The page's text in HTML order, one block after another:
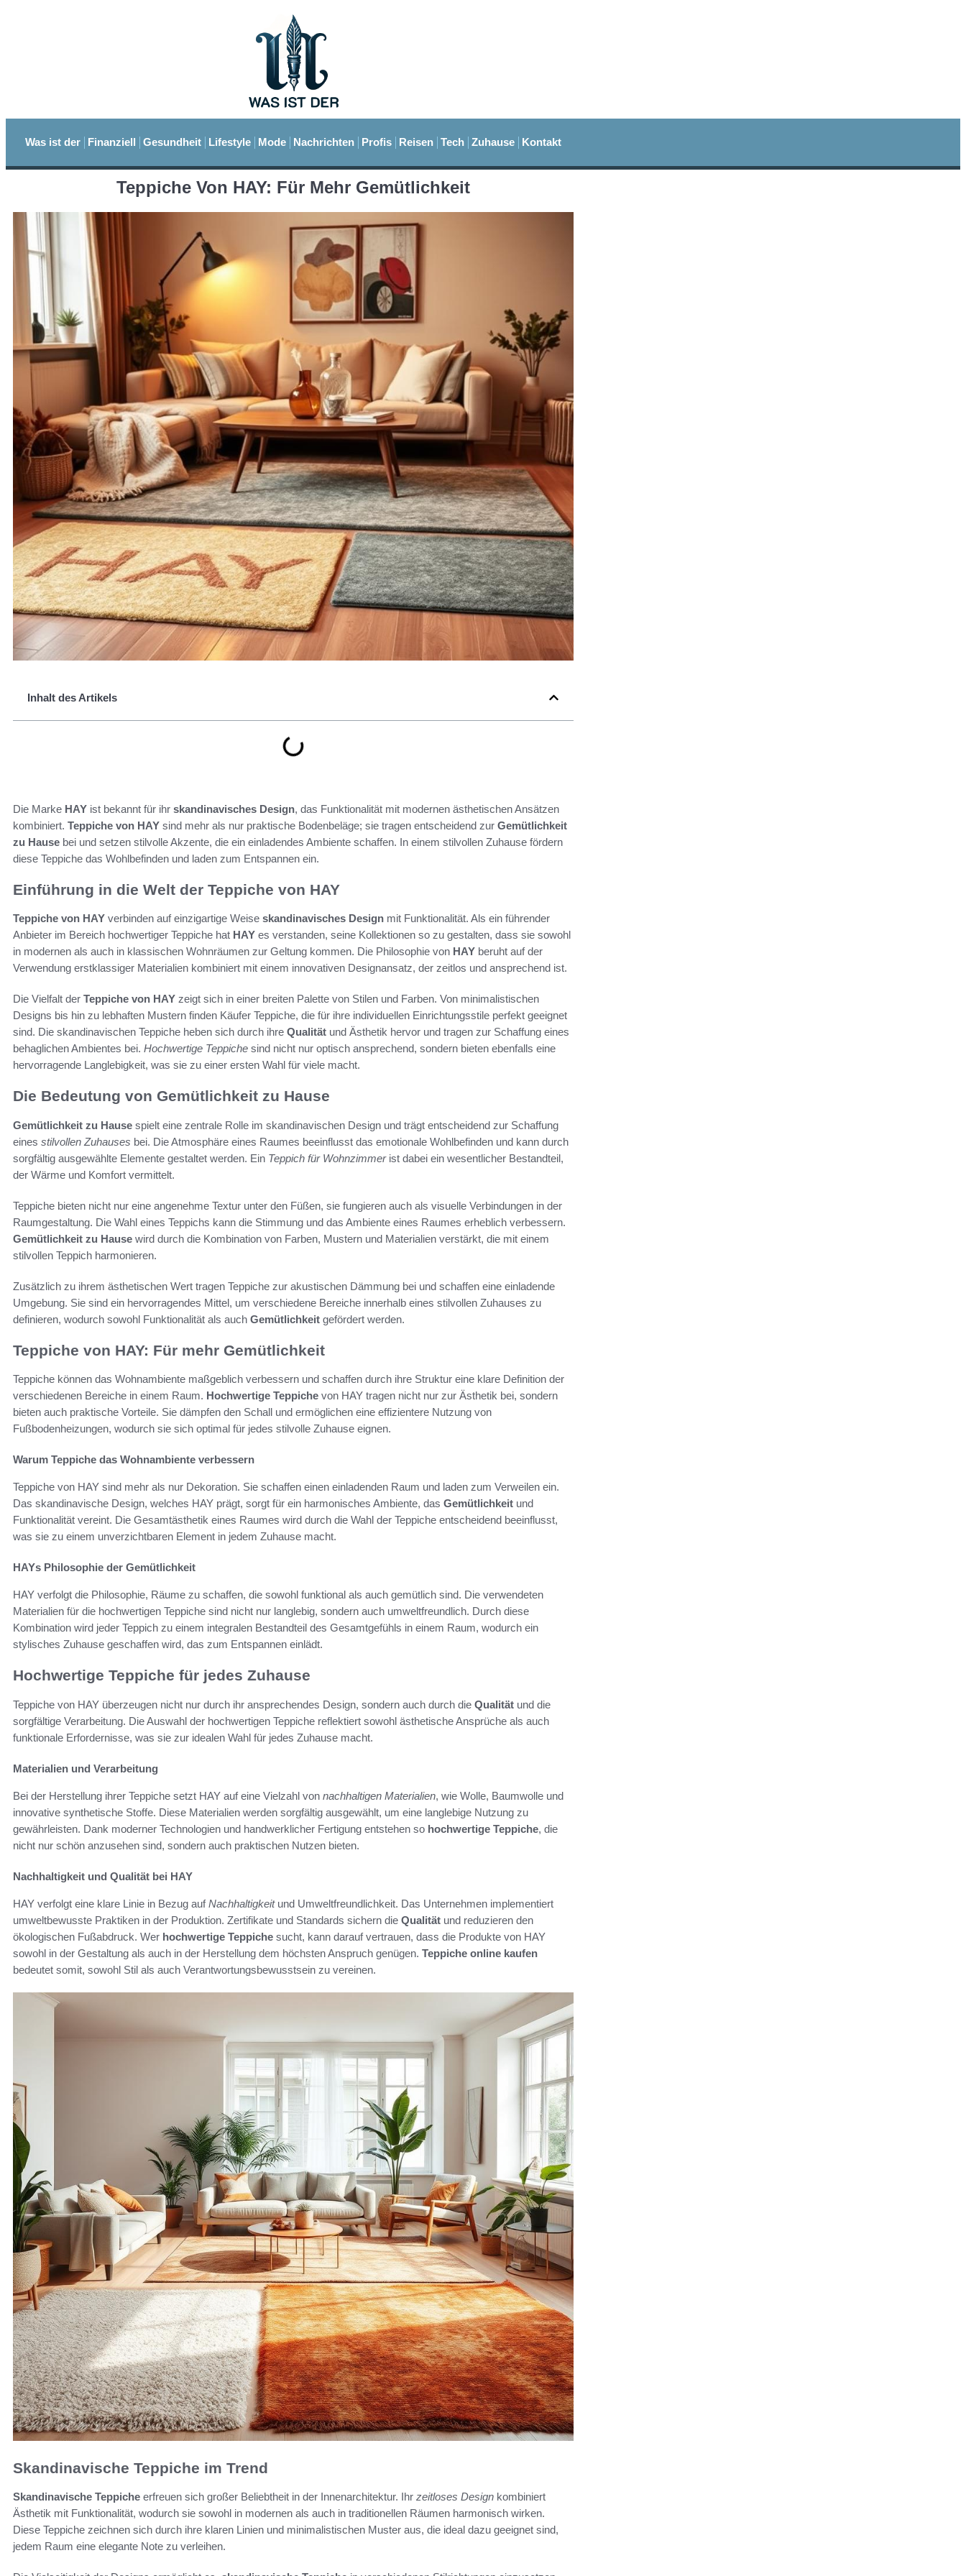
Was ist der Finanziell Gesundheit Lifestyle Mode Nachrichten Profis Reisen Tech Zuhause Kontakt
Teppiche Von HAY: Für Mehr Gemütlichkeit
Inhalt des Artikels
Die Marke HAY ist bekannt für ihr skandinavisches Design, das Funktionalität mit modernen ästhetischen Ansätzen
kombiniert. Teppiche von HAY sind mehr als nur praktische Bodenbeläge; sie tragen entscheidend zur Gemütlichkeit
zu Hause bei und setzen stilvolle Akzente, die ein einladendes Ambiente schaffen. In einem stilvollen Zuhause fördern
diese Teppiche das Wohlbefinden und laden zum Entspannen ein.
Einführung in die Welt der Teppiche von HAY
Teppiche von HAY verbinden auf einzigartige Weise skandinavisches Design mit Funktionalität. Als ein führender
Anbieter im Bereich hochwertiger Teppiche hat HAY es verstanden, seine Kollektionen so zu gestalten, dass sie sowohl
in modernen als auch in klassischen Wohnräumen zur Geltung kommen. Die Philosophie von HAY beruht auf der
Verwendung erstklassiger Materialien kombiniert mit einem innovativen Designansatz, der zeitlos und ansprechend ist.
Die Vielfalt der Teppiche von HAY zeigt sich in einer breiten Palette von Stilen und Farben. Von minimalistischen
Designs bis hin zu lebhaften Mustern finden Käufer Teppiche, die für ihre individuellen Einrichtungsstile perfekt geeignet
sind. Die skandinavischen Teppiche heben sich durch ihre Qualität und Ästhetik hervor und tragen zur Schaffung eines
behaglichen Ambientes bei. Hochwertige Teppiche sind nicht nur optisch ansprechend, sondern bieten ebenfalls eine
hervorragende Langlebigkeit, was sie zu einer ersten Wahl für viele macht.
Die Bedeutung von Gemütlichkeit zu Hause
Gemütlichkeit zu Hause spielt eine zentrale Rolle im skandinavischen Design und trägt entscheidend zur Schaffung
eines stilvollen Zuhauses bei. Die Atmosphäre eines Raumes beeinflusst das emotionale Wohlbefinden und kann durch
sorgfältig ausgewählte Elemente gestaltet werden. Ein Teppich für Wohnzimmerist dabei ein wesentlicher Bestandteil,
der Wärme und Komfort vermittelt.
Teppiche bieten nicht nur eine angenehme Textur unter den Füßen, sie fungieren auch als visuelle Verbindungen in der
Raumgestaltung. Die Wahl eines Teppichs kann die Stimmung und das Ambiente eines Raumes erheblich verbessern.
Gemütlichkeit zu Hause wird durch die Kombination von Farben, Mustern und Materialien verstärkt, die mit einem
stilvollen Teppich harmonieren.
Zusätzlich zu ihrem ästhetischen Wert tragen Teppiche zur akustischen Dämmung bei und schaffen eine einladende
Umgebung. Sie sind ein hervorragendes Mittel, um verschiedene Bereiche innerhalb eines stilvollen Zuhauses zu
definieren, wodurch sowohl Funktionalität als auch Gemütlichkeit gefördert werden.
Teppiche von HAY: Für mehr Gemütlichkeit
Teppiche können das Wohnambiente maßgeblich verbessern und schaffen durch ihre Struktur eine klare Definition der
verschiedenen Bereiche in einem Raum. Hochwertige Teppiche von HAY tragen nicht nur zur Ästhetik bei, sondern
bieten auch praktische Vorteile. Sie dämpfen den Schall und ermöglichen eine effizientere Nutzung von
Fußbodenheizungen, wodurch sie sich optimal für jedes stilvolle Zuhause eignen.
Warum Teppiche das Wohnambiente verbessern
Teppiche von HAY sind mehr als nur Dekoration. Sie schaffen einen einladenden Raum und laden zum Verweilen ein.
Das skandinavische Design, welches HAY prägt, sorgt für ein harmonisches Ambiente, das Gemütlichkeit und
Funktionalität vereint. Die Gesamtästhetik eines Raumes wird durch die Wahl der Teppiche entscheidend beeinflusst,
was sie zu einem unverzichtbaren Element in jedem Zuhause macht.
HAYs Philosophie der Gemütlichkeit
HAY verfolgt die Philosophie, Räume zu schaffen, die sowohl funktional als auch gemütlich sind. Die verwendeten
Materialien für die hochwertigen Teppiche sind nicht nur langlebig, sondern auch umweltfreundlich. Durch diese
Kombination wird jeder Teppich zu einem integralen Bestandteil des Gesamtgefühls in einem Raum, wodurch ein
stylisches Zuhause geschaffen wird, das zum Entspannen einlädt.
Hochwertige Teppiche für jedes Zuhause
Teppiche von HAY überzeugen nicht nur durch ihr ansprechendes Design, sondern auch durch die Qualität und die
sorgfältige Verarbeitung. Die Auswahl der hochwertigen Teppiche reflektiert sowohl ästhetische Ansprüche als auch
funktionale Erfordernisse, was sie zur idealen Wahl für jedes Zuhause macht.
Materialien und Verarbeitung
Bei der Herstellung ihrer Teppiche setzt HAY auf eine Vielzahl von nachhaltigen Materialien, wie Wolle, Baumwolle und
innovative synthetische Stoffe. Diese Materialien werden sorgfältig ausgewählt, um eine langlebige Nutzung zu
gewährleisten. Dank moderner Technologien und handwerklicher Fertigung entstehen so hochwertige Teppiche, die
nicht nur schön anzusehen sind, sondern auch praktischen Nutzen bieten.
Nachhaltigkeit und Qualität bei HAY
HAY verfolgt eine klare Linie in Bezug aufNachhaltigkeitund Umweltfreundlichkeit. Das Unternehmen implementiert
umweltbewusste Praktiken in der Produktion. Zertifikate und Standards sichern die Qualität und reduzieren den
ökologischen Fußabdruck. Wer hochwertige Teppiche sucht, kann darauf vertrauen, dass die Produkte von HAY
sowohl in der Gestaltung als auch in der Herstellung dem höchsten Anspruch genügen. Teppiche online kaufen
bedeutet somit, sowohl Stil als auch Verantwortungsbewusstsein zu vereinen.
Skandinavische Teppiche im Trend
Skandinavische Teppiche erfreuen sich großer Beliebtheit in der Innenarchitektur. Ihr zeitloses Design kombiniert
Ästhetik mit Funktionalität, wodurch sie sowohl in modernen als auch in traditionellen Räumen harmonisch wirken.
Diese Teppiche zeichnen sich durch ihre klaren Linien und minimalistischen Muster aus, die ideal dazu geeignet sind,
jedem Raum eine elegante Note zu verleihen.